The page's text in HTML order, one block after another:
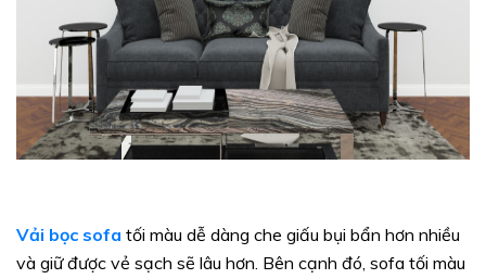
Vải bọc sofa tối màu dễ dàng che giấu bụi bẩn hơn nhiều
và giữ được vẻ sạch sẽ lâu hơn. Bên cạnh đó, sofa tối màu